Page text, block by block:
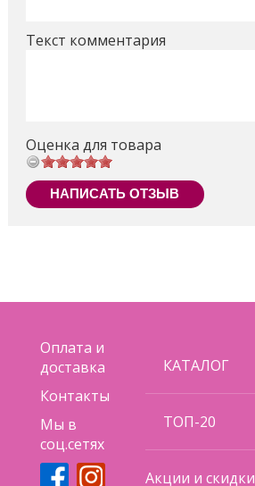
Текст комментария
Оценка для товара
НАПИСАТЬ ОТЗЫВ
Оплата и
доставка
Контакты
Мы в
соц.сетях
КАТАЛОГ
ТОП-20
Акции и скидки